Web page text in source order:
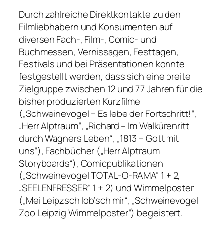
Durch zahlreiche Direktkontakte zu den
Filmliebhabern und Konsumenten auf
diversen Fach-, Film-, Comic- und
Buchmessen, Vernissagen, Festtagen,
Festivals und bei Präsentationen konnte
festgestellt werden, dass sich eine breite
Zielgruppe zwischen 12 und 77 Jahren für die
bisher produzierten Kurzfilme
(„Schweinevogel – Es lebe der Fortschritt!“,
„Herr Alptraum“, „Richard – Im Walkürenritt
durch Wagners Leben“, „1813 – Gott mit
uns“), Fachbücher („Herr Alptraum
Storyboards“), Comicpublikationen
(„Schweinevogel TOTAL-O-RAMA“ 1 + 2,
„SEELENFRESSER“ 1 + 2) und Wimmelposter
(„Mei Leipzsch lob’sch mir“, „Schweinevogel
Zoo Leipzig Wimmelposter“) begeistert.